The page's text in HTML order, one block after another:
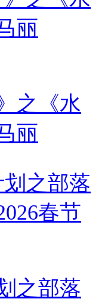
之《水
丽
之部落